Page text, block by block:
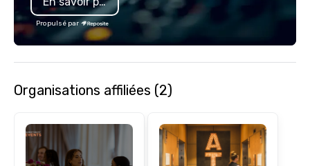
Propulsé par
Organisations affiliées (2)